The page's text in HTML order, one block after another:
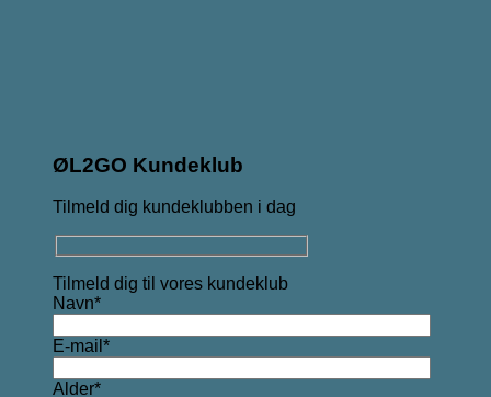
ØL2GO Kundeklub
Tilmeld dig kundeklubben i dag
Tilmeld dig til vores kundeklub
Navn*
E-mail*
Alder*